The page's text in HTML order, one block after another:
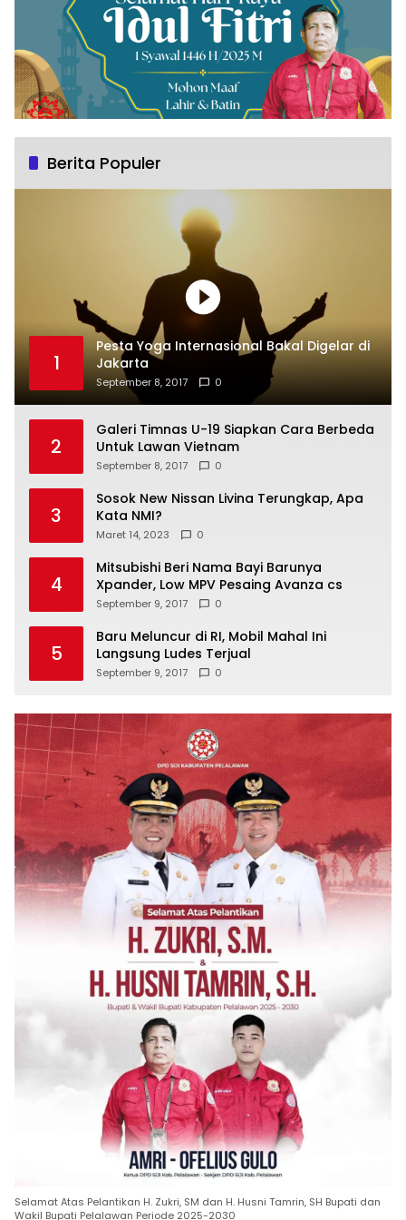
Berita Populer
1
Pesta Yoga Internasional Bakal Digelar di
Jakarta
September 8, 2017 0
2
Galeri Timnas U-19 Siapkan Cara Berbeda
Untuk Lawan Vietnam
September 8, 2017 0
3
Sosok New Nissan Livina Terungkap, Apa
Kata NMI?
Maret 14, 2023 0
4
Mitsubishi Beri Nama Bayi Barunya
Xpander, Low MPV Pesaing Avanza cs
September 9, 2017 0
5
Baru Meluncur di RI, Mobil Mahal Ini
Langsung Ludes Terjual
September 9, 2017 0
Selamat Atas Pelantikan H. Zukri, SM dan H. Husni Tamrin, SH Bupati dan
Wakil Bupati Pelalawan Periode 2025-2030